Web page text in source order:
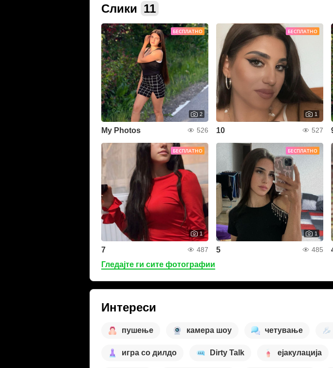
Слики 11
БЕСПЛАТНО
2
My Photos 526
БЕСПЛАТНО
1
10 527
БЕСПЛАТНО
1
7 487
БЕСПЛАТНО
1
5 485
Гледајте ги сите фотографии
Интереси
пушење камера шоу четување
игра со дилдо Dirty Talk ејакулација